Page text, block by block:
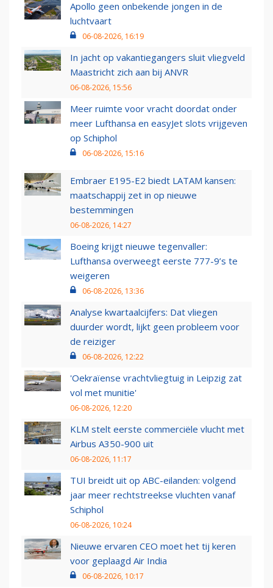
Apollo geen onbekende jongen in de
luchtvaart
06-08-2026, 16:19
In jacht op vakantiegangers sluit vliegveld
Maastricht zich aan bij ANVR
06-08-2026, 15:56
Meer ruimte voor vracht doordat onder
meer Lufthansa en easyJet slots vrijgeven
op Schiphol
06-08-2026, 15:16
Embraer E195-E2 biedt LATAM kansen:
maatschappij zet in op nieuwe
bestemmingen
06-08-2026, 14:27
Boeing krijgt nieuwe tegenvaller:
Lufthansa overweegt eerste 777-9’s te
weigeren
06-08-2026, 13:36
Analyse kwartaalcijfers: Dat vliegen
duurder wordt, lijkt geen probleem voor
de reiziger
06-08-2026, 12:22
'Oekraïense vrachtvliegtuig in Leipzig zat
vol met munitie'
06-08-2026, 12:20
KLM stelt eerste commerciële vlucht met
Airbus A350-900 uit
06-08-2026, 11:17
TUI breidt uit op ABC-eilanden: volgend
jaar meer rechtstreekse vluchten vanaf
Schiphol
06-08-2026, 10:24
Nieuwe ervaren CEO moet het tij keren
voor geplaagd Air India
06-08-2026, 10:17